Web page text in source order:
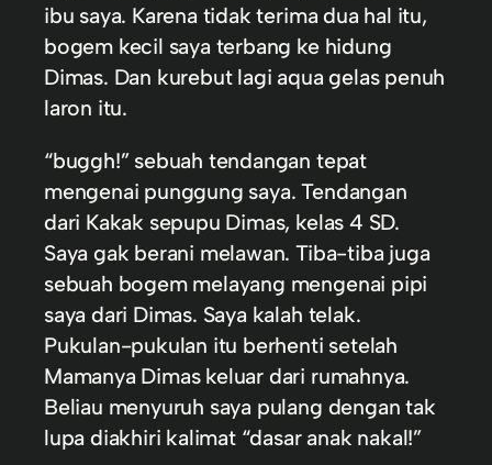
ibu saya. Karena tidak terima dua hal itu,
bogem kecil saya terbang ke hidung
Dimas. Dan kurebut lagi aqua gelas penuh
laron itu.
“buggh!” sebuah tendangan tepat
mengenai punggung saya. Tendangan
dari Kakak sepupu Dimas, kelas 4 SD.
Saya gak berani melawan. Tiba-tiba juga
sebuah bogem melayang mengenai pipi
saya dari Dimas. Saya kalah telak.
Pukulan-pukulan itu berhenti setelah
Mamanya Dimas keluar dari rumahnya.
Beliau menyuruh saya pulang dengan tak
lupa diakhiri kalimat “dasar anak nakal!”